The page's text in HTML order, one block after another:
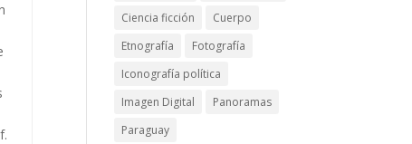
Ciencia ficción
Cuerpo
Etnografía
Fotografía
Iconografía política
Imagen Digital
Panoramas
Paraguay